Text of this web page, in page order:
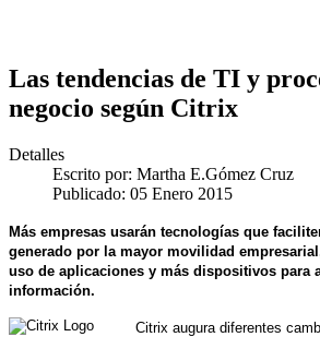
Las tendencias de TI y
negocio según Citrix
Detalles
Escrito por: Martha E.Gómez Cruz
Publicado: 05 Enero 2015
Más empresas usarán tecnologías que
generado por la mayor movilidad
uso de aplicaciones y más dispositivos para
información.
Citrix augura diferentes